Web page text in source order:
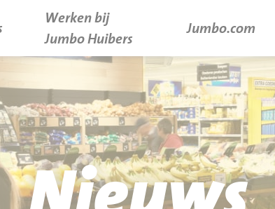
Werken bij
Jumbo Huibers
Jumbo.com